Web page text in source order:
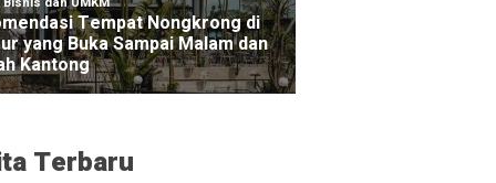
Terbaru